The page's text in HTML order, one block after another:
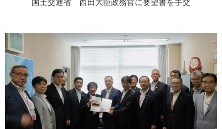
国土交通省 西田大臣政務官に要望書を手交